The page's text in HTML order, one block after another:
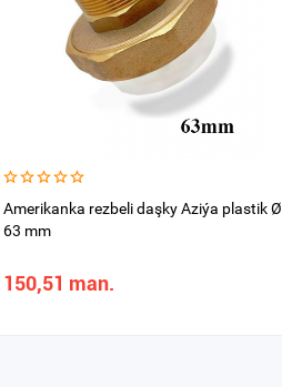
Amerikanka rezbeli daşky Aziýa plastik Ø
63 mm
150,51 man.